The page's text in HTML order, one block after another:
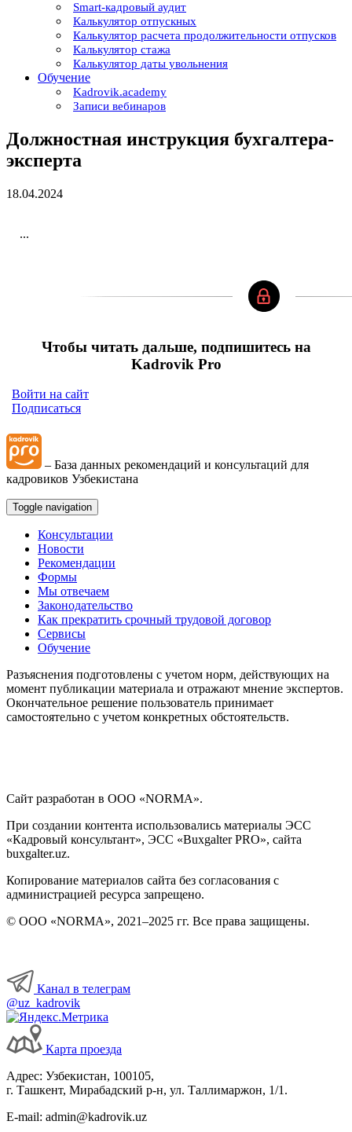
Smart-кадровый аудит
Калькулятор отпускных
Калькулятор расчета продолжительности отпусков
Калькулятор стажа
Калькулятор даты увольнения
Обучение
Kadrovik.academy
Записи вебинаров
Должностная инструкция бухгалтера-
эксперта
18.04.2024
...
Чтобы читать дальше, подпишитесь на
Kadrovik Pro
Войти на сайт
Подписаться
– База данных рекомендаций и консультаций для
кадровиков Узбекистана
Toggle navigation
Консультации
Новости
Рекомендации
Формы
Мы отвечаем
Законодательство
Как прекратить срочный трудовой договор
Сервисы
Обучение
Разъяснения подготовлены с учетом норм, действующих на
момент публикации материала и отражают мнение экспертов.
Окончательное решение пользователь принимает
самостоятельно с учетом конкретных обстоятельств.
Сайт разработан в ООО «NORMA».
При создании контента использовались материалы ЭСС
«Кадровый консультант», ЭСС «Buxgalter PRO», сайта
buxgalter.uz.
Копирование материалов сайта без согласования с
администрацией ресурса запрещено.
© ООО «NORMA», 2021–2025 гг. Все права защищены.
Канал в телеграм
@uz_kadrovik
Карта проезда
Адрес: Узбекистан, 100105,
г. Ташкент, Мирабадский р-н, ул. Таллимаржон, 1/1.
E-mail: admin@kadrovik.uz